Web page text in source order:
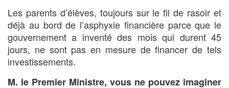
Les parents d’élèves, toujours sur le fil de rasoir et
déjà au bord de l’asphyxie financière parce que le
gouvernement a inventé des mois qui durent 45
jours, ne sont pas en mesure de financer de tels
investissements.
M. le Premier Ministre, vous ne pouvez imaginer